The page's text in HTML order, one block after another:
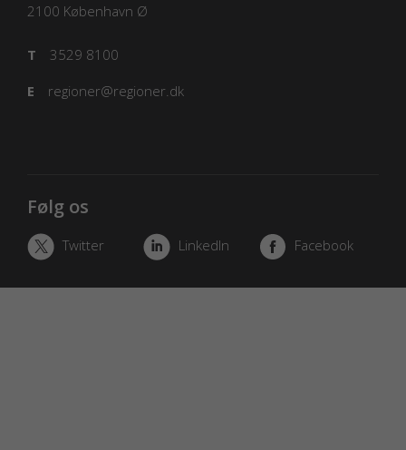
2100 København Ø
3529 8100
T
regioner@regioner.dk
E
Følg os
Twitter LinkedIn Facebook